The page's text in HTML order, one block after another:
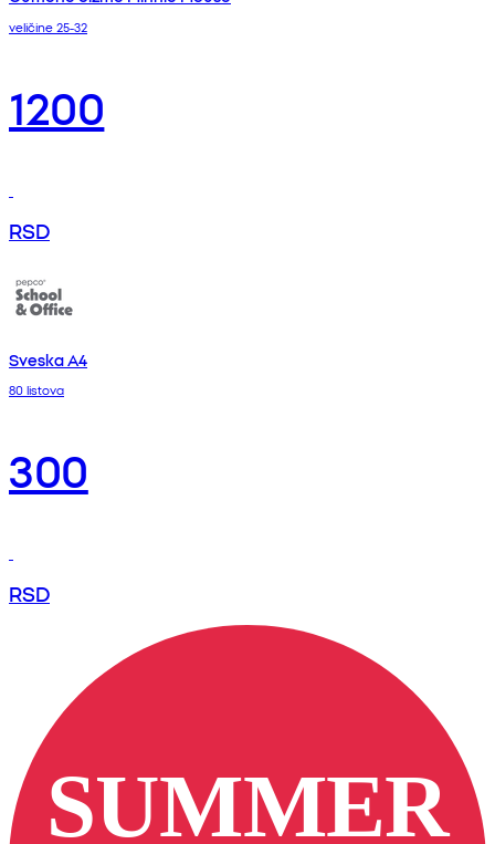
veličine 25-32
1200
RSD
Sveska A4
80 listova
300
RSD